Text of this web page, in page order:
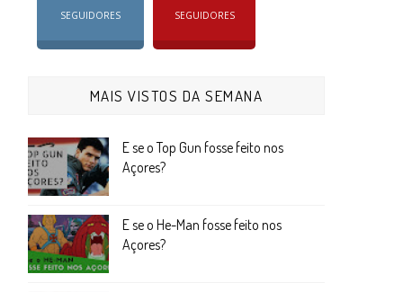
SEGUIDORES SEGUIDORES
MAIS VISTOS DA SEMANA
E se o Top Gun fosse feito nos
Açores?
E se o He-Man fosse feito nos
Açores?